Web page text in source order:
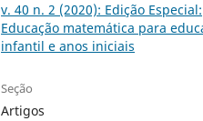
v. 40 n. 2 (2020): Edição Especial:
Educação matemática para
infantil e anos iniciais
Seção
Artigos